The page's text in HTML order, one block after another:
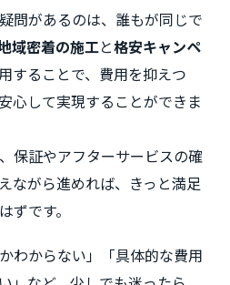
問があるのは、誰もが同じで
域密着の施工と格安キャンペ
することで、費用を抑えつ
心して実現することができま
保証やアフターサービスの確
ながら進めれば、きっと満足
ずです。
わからない」「具体的な費用